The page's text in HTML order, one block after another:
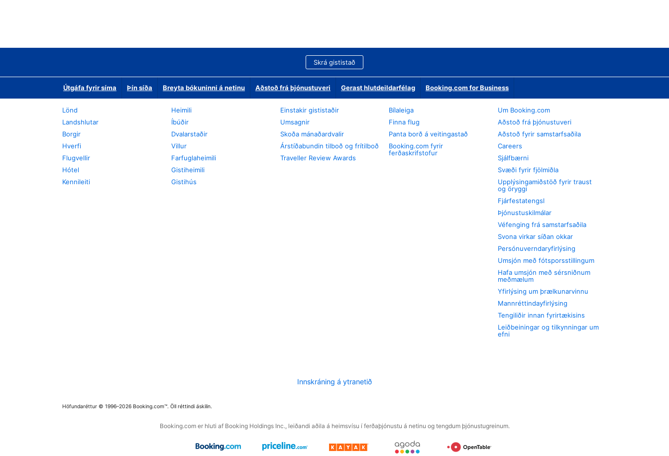
Skrá gististað
Útgáfa fyrir síma Þín síða Breyta bókuninni á netinu Aðstoð frá þjónustuveri Gerast hlutdeildarfélag Booking.com for Business
Lönd
Landshlutar
Borgir
Hverfi
Flugvellir
Hótel
Kennileiti
Heimili
Íbúðir
Dvalarstaðir
Villur
Farfuglaheimili
Gistiheimili
Gistihús
Einstakir gististaðir
Umsagnir
Skoða mánaðardvalir
Árstíðabundin tilboð og frítilboð
Traveller Review Awards
Bílaleiga
Finna flug
Panta borð á veitingastað
Booking.com fyrir
ferðaskrifstofur
Um Booking.com
Aðstoð frá þjónustuveri
Aðstoð fyrir samstarfsaðila
Careers
Sjálfbærni
Svæði fyrir fjölmiðla
Upplýsingamiðstöð fyrir traust
og öryggi
Fjárfestatengsl
Þjónustuskilmálar
Véfenging frá samstarfsaðila
Svona virkar síðan okkar
Persónuverndaryfirlýsing
Umsjón með fótsporsstillingum
Hafa umsjón með sérsniðnum
meðmælum
Yfirlýsing um þrælkunarvinnu
Mannréttindayfirlýsing
Tengiliðir innan fyrirtækisins
Leiðbeiningar og tilkynningar um
efni
Innskráning á ytranetið
Höfundaréttur © 1996–2026 Booking.com™. Öll réttindi áskilin.
Booking.com er hluti af Booking Holdings Inc., leiðandi aðila á heimsvísu í ferðaþjónustu á netinu og tengdum þjónustugreinum.